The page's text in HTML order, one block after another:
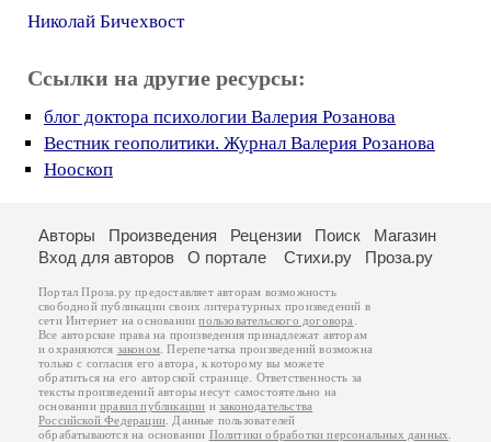
Николай Бичехвост
Ссылки на другие ресурсы:
блог доктора психологии Валерия Розанова
Вестник геополитики. Журнал Валерия Розанова
Нооскоп
Авторы Произведения Рецензии Поиск
Магазин
Вход для авторов
О портале Стихи.ру Проза.ру
Портал Проза.ру предоставляет авторам возможность
свободной публикации своих литературных произведений в
сети Интернет на основаниипользовательского договора
Все авторские права на произведения принадлежат авторам
и охраняются законом . Перепечатка произведений возможна
только с согласия его автора, к которому вы можете
обратиться на его авторской странице. Ответственность за
тексты произведений авторы несут самостоятельно на
основанииправил публикации изаконодательства
Российской Федерации . Данные пользователей
обрабатываются на основании Политики обработки персональных данных